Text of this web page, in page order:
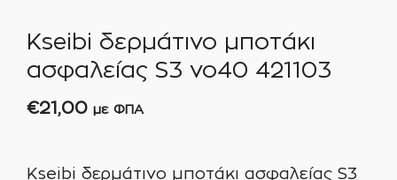
Kseibi δερμάτινο μποτάκι
ασφαλείας S3 νο40 421103
€21,00 με ΦΠΑ
Kseibi δερμάτινο μποτάκι ασφαλείας S3